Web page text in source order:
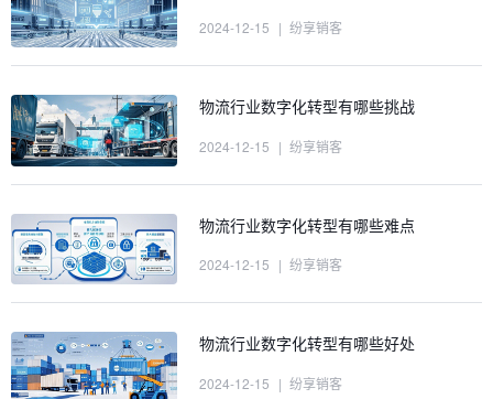
2024-12-15 | 纷享销客
物流行业数字化转型有哪些挑战
2024-12-15 | 纷享销客
物流行业数字化转型有哪些难点
2024-12-15 | 纷享销客
物流行业数字化转型有哪些好处
2024-12-15 | 纷享销客